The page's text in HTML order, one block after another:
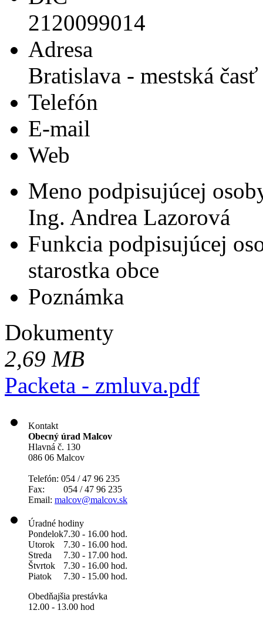
2120099014
Adresa
Bratislava - mestská
Telefón
E-mail
Web
Meno podpisujúcej
Ing. Andrea Lazorová
Funkcia podpisujúcej
starostka obce
Poznámka
Dokumenty
2,69 MB
Packeta - zmluva.pdf
Kontakt
Obecný úrad Malcov
Hlavná č. 130
086 06 Malcov
Telefón: 054 / 47 96 235
Fax: 054 / 47 96 235
Email: malcov@malcov.sk
Úradné hodiny
Pondelok7.30 - 16.00 hod.
Utorok
7.30 - 16.00 hod.
Streda
7.30 - 17.00 hod.
Štvrtok
7.30 - 16.00 hod.
Piatok
7.30 - 15.00 hod.
Obedňajšia prestávka
12.00 - 13.00 hod